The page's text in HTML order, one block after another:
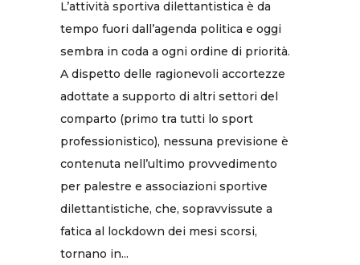
L’attività sportiva dilettantistica è da
tempo fuori dall’agenda politica e oggi
sembra in coda a ogni ordine di priorità.
A dispetto delle ragionevoli accortezze
adottate a supporto di altri settori del
comparto (primo tra tutti lo sport
professionistico), nessuna previsione è
contenuta nell’ultimo provvedimento
per palestre e associazioni sportive
dilettantistiche, che, sopravvissute a
fatica al lockdown dei mesi scorsi,
tornano in...